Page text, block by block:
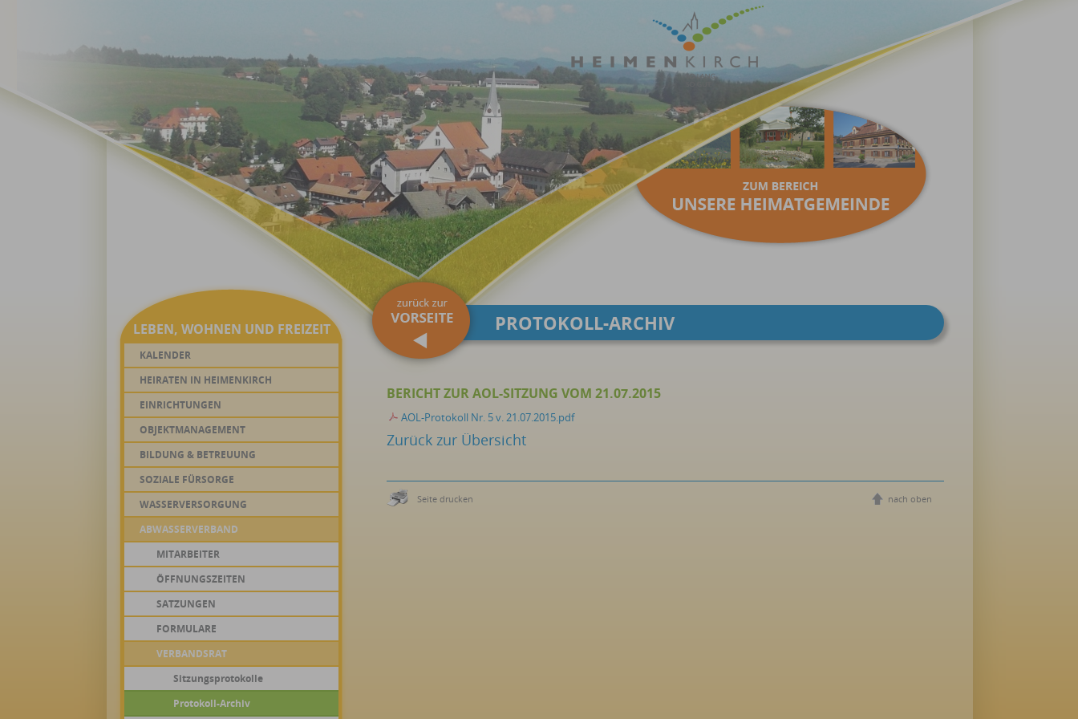
LEBEN, WOHNEN UND FREIZEIT
KALENDER
HEIRATEN IN HEIMENKIRCH
EINRICHTUNGEN
OBJEKTMANAGEMENT
BILDUNG & BETREUUNG
SOZIALE FÜRSORGE
WASSERVERSORGUNG
ABWASSERVERBAND
MITARBEITER
ÖFFNUNGSZEITEN
SATZUNGEN
FORMULARE
VERBANDSRAT
Sitzungsprotokolle
Protokoll-Archiv
PROTOKOLL-ARCHIV
BERICHT ZUR AOL-SITZUNG VOM 21.07.2015
AOL-Protokoll Nr. 5 v. 21.07.2015.pdf
Zurück zur Übersicht
Seite drucken nach oben